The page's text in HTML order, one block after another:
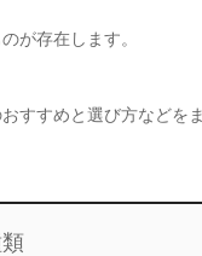
が存在します。
すすめと選び方などを